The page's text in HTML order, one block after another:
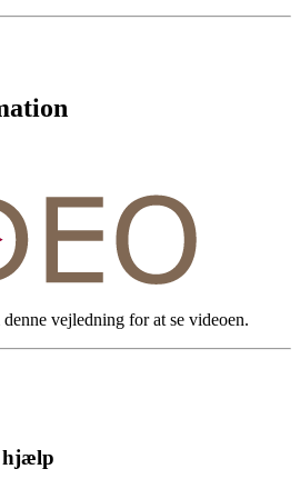
vejledning for at se videoen.
hjælp